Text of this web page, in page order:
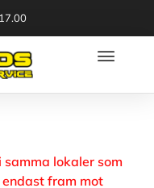
lokaler som
fram mot